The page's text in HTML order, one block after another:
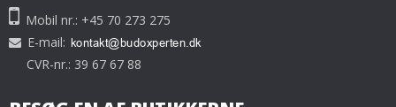
Mobil nr.: +45 70 273 275
E-mail:
CVR-nr.: 39 67 67 88